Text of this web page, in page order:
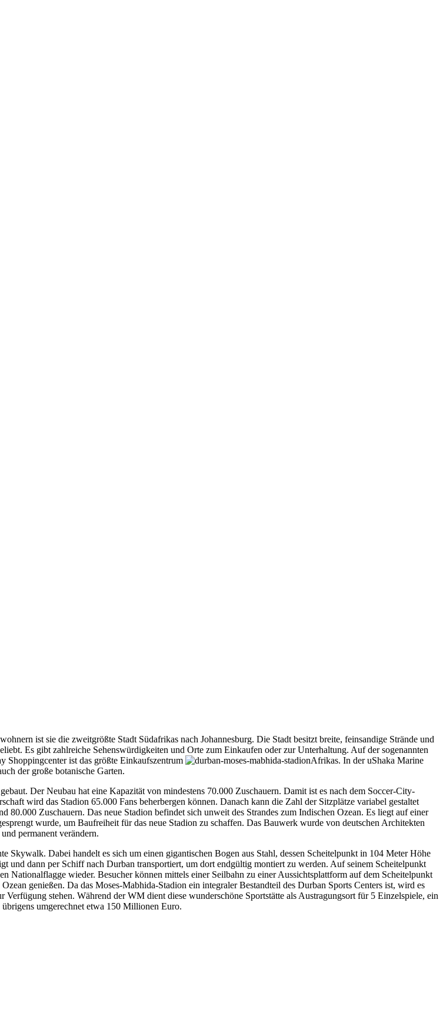
ist sie die zweitgrößte Stadt Südafrikas nach Johannesburg. Die Stadt besitzt breite, feinsandige Strände und
Es gibt zahlreiche Sehenswürdigkeiten und Orte zum Einkaufen oder zur Unterhaltung. Auf der sogenannten
Shoppingcenter ist das größte Einkaufszentrum
Afrikas. In der uShaka Marine
der große botanische Garten.
Der Neubau hat eine Kapazität von mindestens 70.000 Zuschauern. Damit ist es nach dem Soccer-City-
wird das Stadion 65.000 Fans beherbergen können. Danach kann die Zahl der Sitzplätze variabel gestaltet
Zuschauern. Das neue Stadion befindet sich unweit des Strandes zum Indischen Ozean. Es liegt auf einer
wurde, um Baufreiheit für das neue Stadion zu schaffen. Das Bauwerk wurde von deutschen Architekten
permanent verändern.
Skywalk. Dabei handelt es sich um einen gigantischen Bogen aus Stahl, dessen Scheitelpunkt in 104 Meter Höhe
und dann per Schiff nach Durban transportiert, um dort endgültig montiert zu werden. Auf seinem Scheitelpunkt
Nationalflagge wieder. Besucher können mittels einer Seilbahn zu einer Aussichtsplattform auf dem Scheitelpunkt
genießen. Da das Moses-Mabhida-Stadion ein integraler Bestandteil des Durban Sports Centers ist, wird es
stehen. Während der WM dient diese wunderschöne Sportstätte als Austragungsort für 5 Einzelspiele, ein
umgerechnet etwa 150 Millionen Euro.